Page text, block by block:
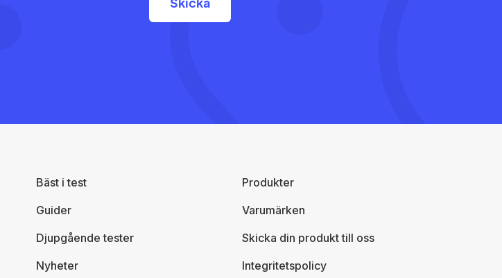
Bäst i test
Guider
Djupgående tester
Nyheter
Produkter
Varumärken
Skicka din produkt till oss
Integritetspolicy